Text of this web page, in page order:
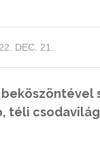
DEC. 21.
téli